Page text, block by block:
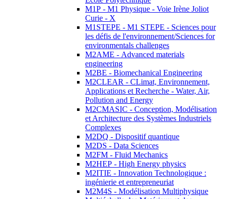
M1P - M1 Physique - Voie Irène Joliot
Curie - X
M1STEPE - M1 STEPE - Sciences pour
les défis de l'environnement/Sciences for
environmentals challenges
M2AME - Advanced materials
engineering
M2BE - Biomechanical Engineering
M2CLEAR - CLimat, Environnement,
Applications et Recherche - Water, Air,
Pollution and Energy
M2CMASIC - Conception, Modélisation
et Architecture des Systèmes Industriels
Complexes
M2DQ - Dispositif quantique
M2DS - Data Sciences
M2FM - Fluid Mechanics
M2HEP - High Energy physics
M2ITIE - Innovation Technologique :
ingénierie et entrepreneuriat
M2M4S - Modélisation Multiphysique